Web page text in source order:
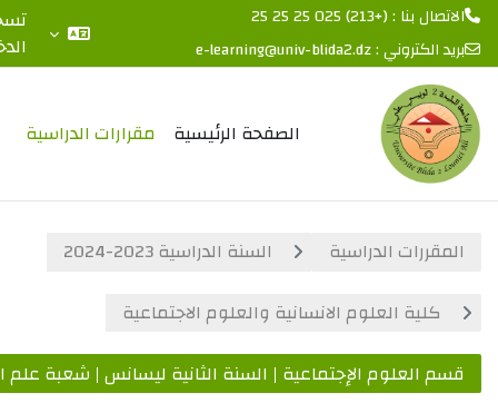
المحتوى الرئيسي
(+213) 025 25 25 25
:
e-learning@univ-blida2.dz
تسجيل
الدخول
الصفحة الرئيسية مقرارات الدراسية
الدراسية
السنة الدراسية 2023-2024
العلوم الانسانية والعلوم الاجتماعية
الإجتماعية | السنة الثانية ليسانس | شعبة علم السكان